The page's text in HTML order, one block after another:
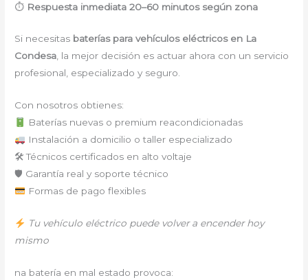
⏱ Respuesta inmediata 20–60 minutos según zona
Si necesitas baterías para vehículos eléctricos en La
Condesa, la mejor decisión es actuar ahora con un servicio
profesional, especializado y seguro.
Con nosotros obtienes:
Baterías nuevas o premium reacondicionadas
Instalación a domicilio o taller especializado
🛠 Técnicos certificados en alto voltaje
🛡 Garantía real y soporte técnico
Formas de pago flexibles
Tu vehículo eléctrico puede volver a encender hoy
mismo
na batería en mal estado provoca: